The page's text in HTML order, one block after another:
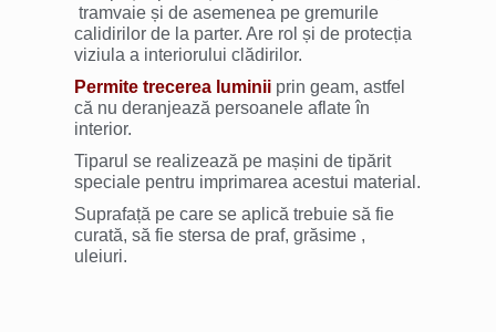
tramvaie și de asemenea pe gremurile
calidirilor de la parter. Are rol și de protecția
viziula a interiorului clădirilor.
Permite trecerea luminii prin geam, astfel
că nu deranjează persoanele aflate în
interior.
Tiparul se realizează pe mașini de tipărit
speciale pentru imprimarea acestui material.
Suprafață pe care se aplică trebuie să fie
curată, să fie stersa de praf, grăsime ,
uleiuri.